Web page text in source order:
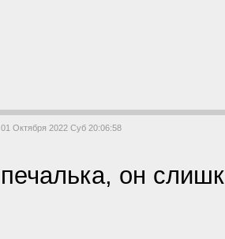
01 Октября 2022 Суб 20:06:58
печалька, он